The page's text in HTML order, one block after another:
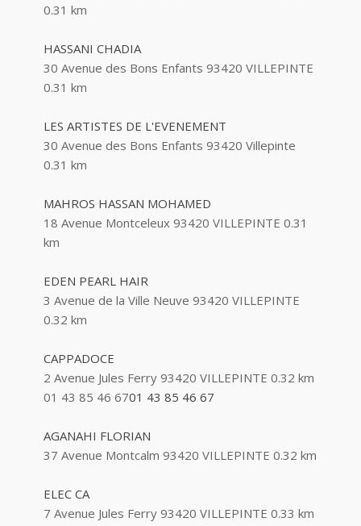
0.31 km
HASSANI CHADIA
30 Avenue des Bons Enfants 93420 VILLEPINTE
0.31 km
LES ARTISTES DE L'EVENEMENT
30 Avenue des Bons Enfants 93420 Villepinte
0.31 km
MAHROS HASSAN MOHAMED
18 Avenue Montceleux 93420 VILLEPINTE 0.31
km
EDEN PEARL HAIR
3 Avenue de la Ville Neuve 93420 VILLEPINTE
0.32 km
CAPPADOCE
2 Avenue Jules Ferry 93420 VILLEPINTE 0.32 km
01 43 85 46 6701 43 85 46 67
AGANAHI FLORIAN
37 Avenue Montcalm 93420 VILLEPINTE 0.32 km
ELEC CA
7 Avenue Jules Ferry 93420 VILLEPINTE 0.33 km